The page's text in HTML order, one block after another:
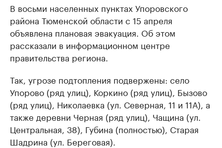
В восьми населенных пунктах Упоровского
района Тюменской области с 15 апреля
объявлена плановая эвакуация. Об этом
рассказали в информационном центре
правительства региона.
Так, угрозе подтопления подвержены: село
Упорово (ряд улиц), Коркино (ряд улиц), Бызово
(ряд улиц), Николаевка (ул. Северная, 11 и 11А), а
также деревни Черная (ряд улиц), Чащина (ул.
Центральная, 38), Губина (полностью), Старая
Шадрина (ул. Береговая).